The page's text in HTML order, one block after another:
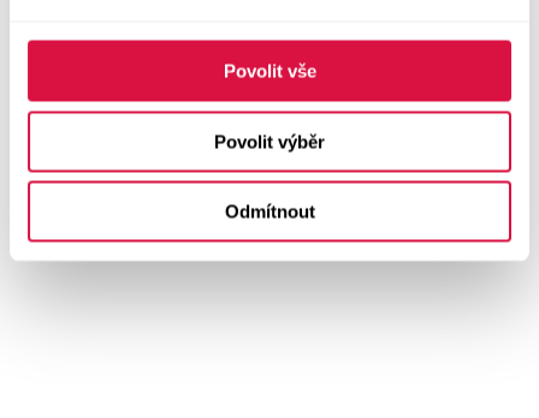
Povolit vše
Povolit výběr
Odmítnout